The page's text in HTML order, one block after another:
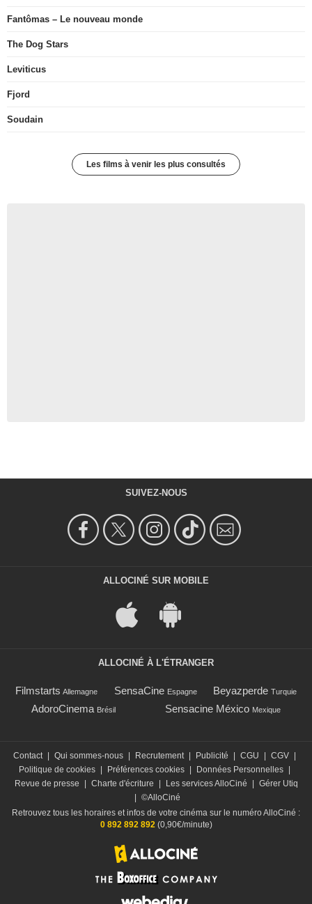
Fantômas – Le nouveau monde
The Dog Stars
Leviticus
Fjord
Soudain
Les films à venir les plus consultés
SUIVEZ-NOUS
ALLOCINÉ SUR MOBILE
ALLOCINÉ À L'ÉTRANGER
Filmstarts Allemagne SensaCine Espagne Beyazperde Turquie
AdoroCinema Brésil Sensacine México Mexique
Contact | Qui sommes-nous | Recrutement | Publicité | CGU | CGV |
Politique de cookies | Préférences cookies | Données Personnelles |
Revue de presse
| Charte d'écriture | Les services AlloCiné | Gérer Utiq
| ©AlloCiné
Retrouvez tous les horaires et infos de votre cinéma sur le numéro AlloCiné :
0 892 892 892 (0,90€/minute)